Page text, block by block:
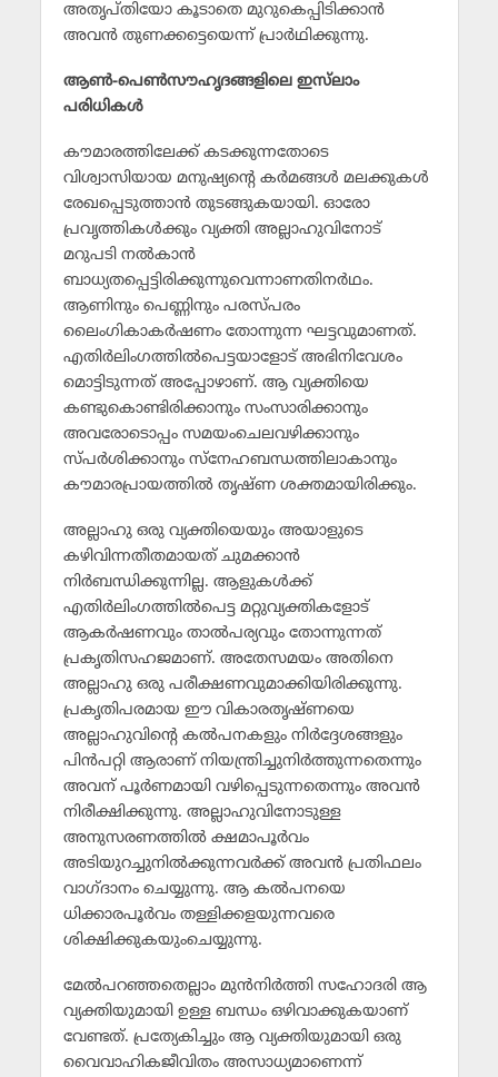
അതൃപ്തിയോ കൂടാതെ മുറുകെപ്പിടിക്കാന്‍
അവന്‍ തുണക്കട്ടെയെന്ന് പ്രാര്‍ഥിക്കുന്നു.
ആണ്‍-പെണ്‍സൗഹൃദങ്ങളിലെ ഇസ്‌ലാം
പരിധികള്‍
കൗമാരത്തിലേക്ക് കടക്കുന്നതോടെ
വിശ്വാസിയായ മനുഷ്യന്റെ കര്‍മങ്ങള്‍ മലക്കുകള്‍
രേഖപ്പെടുത്താന്‍ തുടങ്ങുകയായി. ഓരോ
പ്രവൃത്തികള്‍ക്കും വ്യക്തി അല്ലാഹുവിനോട്
മറുപടി നല്‍കാന്‍
ബാധ്യതപ്പെട്ടിരിക്കുന്നുവെന്നാണതിനര്‍ഥം.
ആണിനും പെണ്ണിനും പരസ്പരം
ലൈംഗികാകര്‍ഷണം തോന്നുന്ന ഘട്ടവുമാണത്.
എതിര്‍ലിംഗത്തില്‍പെട്ടയാളോട് അഭിനിവേശം
മൊട്ടിടുന്നത് അപ്പോഴാണ്. ആ വ്യക്തിയെ
കണ്ടുകൊണ്ടിരിക്കാനും സംസാരിക്കാനും
അവരോടൊപ്പം സമയംചെലവഴിക്കാനും
സ്പര്‍ശിക്കാനും സ്‌നേഹബന്ധത്തിലാകാനും
കൗമാരപ്രായത്തില്‍ തൃഷ്ണ ശക്തമായിരിക്കും.
അല്ലാഹു ഒരു വ്യക്തിയെയും അയാളുടെ
കഴിവിന്നതീതമായത് ചുമക്കാന്‍
നിര്‍ബന്ധിക്കുന്നില്ല. ആളുകള്‍ക്ക്
എതിര്‍ലിംഗത്തില്‍പെട്ട മറ്റുവ്യക്തികളോട്
ആകര്‍ഷണവും താല്‍പര്യവും തോന്നുന്നത്
പ്രകൃതിസഹജമാണ്. അതേസമയം അതിനെ
അല്ലാഹു ഒരു പരീക്ഷണവുമാക്കിയിരിക്കുന്നു.
പ്രകൃതിപരമായ ഈ വികാരതൃഷ്ണയെ
അല്ലാഹുവിന്റെ കല്‍പനകളും നിര്‍ദ്ദേശങ്ങളും
പിന്‍പറ്റി ആരാണ് നിയന്ത്രിച്ചുനിര്‍ത്തുന്നതെന്നും
അവന് പൂര്‍ണമായി വഴിപ്പെടുന്നതെന്നും അവന്‍
നിരീക്ഷിക്കുന്നു. അല്ലാഹുവിനോടുള്ള
അനുസരണത്തില്‍ ക്ഷമാപൂര്‍വം
അടിയുറച്ചുനില്‍ക്കുന്നവര്‍ക്ക് അവന്‍ പ്രതിഫലം
വാഗ്ദാനം ചെയ്യുന്നു. ആ കല്‍പനയെ
ധിക്കാരപൂര്‍വം തള്ളിക്കളയുന്നവരെ
ശിക്ഷിക്കുകയുംചെയ്യുന്നു.
മേല്‍പറഞ്ഞതെല്ലാം മുന്‍നിര്‍ത്തി സഹോദരി ആ
വ്യക്തിയുമായി ഉള്ള ബന്ധം ഒഴിവാക്കുകയാണ്
വേണ്ടത്. പ്രത്യേകിച്ചും ആ വ്യക്തിയുമായി ഒരു
വൈവാഹികജീവിതം അസാധ്യമാണെന്ന്